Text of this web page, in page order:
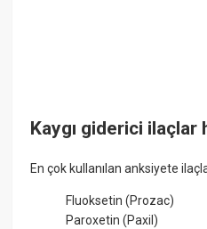
Kaygı giderici ilaçlar
En çok kullanılan anksiyete
Fluoksetin (Prozac)
Paroxetin (Paxil)